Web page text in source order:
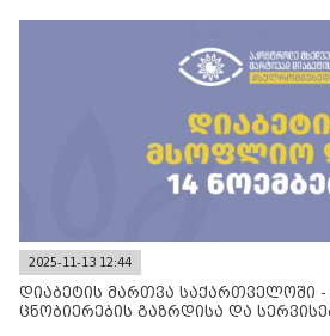
2025-11-13 12:44
დიაბეტის მართვა საქართველოში -
ცნობიერების გაზრდისა და